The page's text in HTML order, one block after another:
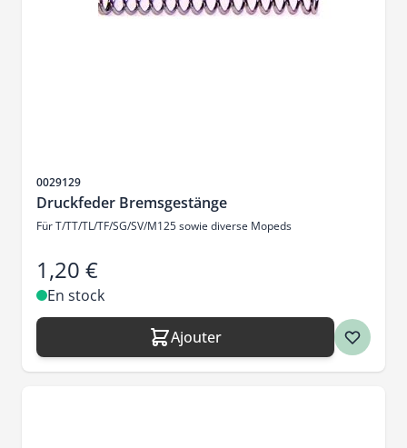
SKU
0029129
Druckfeder Bremsgestänge
Für T/TT/TL/TF/SG/SV/M125 sowie diverse Mopeds
1,20 €
En stock
Ajouter